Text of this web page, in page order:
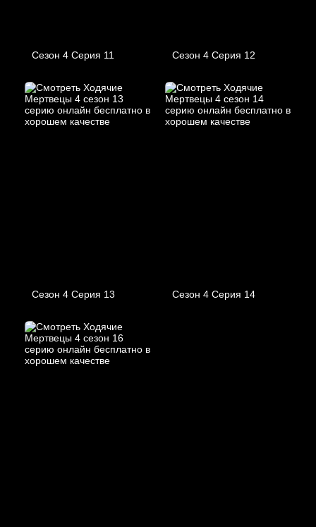
Сезон 4 Серия 11 Сезон 4 Серия 12
Сезон 4 Серия 13 Сезон 4 Серия 14